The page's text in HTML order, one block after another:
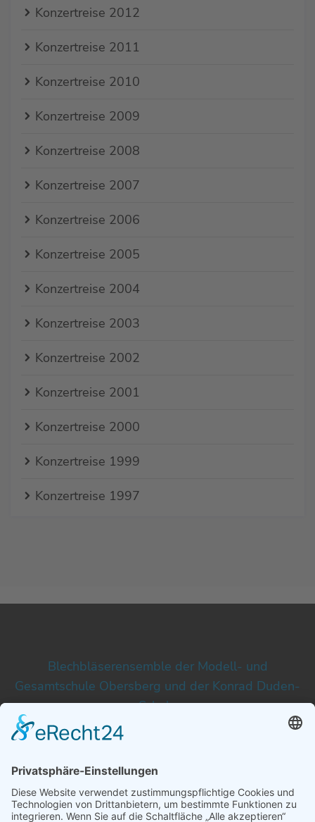
Konzertreise 2012
Konzertreise 2011
Konzertreise 2010
Konzertreise 2009
Konzertreise 2008
Konzertreise 2007
Konzertreise 2006
Konzertreise 2005
Konzertreise 2004
Konzertreise 2003
Konzertreise 2002
Konzertreise 2001
Konzertreise 2000
Konzertreise 1999
Konzertreise 1997
Blechbläserensemble der Modell- und
Gesamtschule Obersberg und der Konrad Duden-
Schule
Musikalischer und organisatorischer Leiter
Ulrich Meiß
Am Obersberg 25
36251 Bad Hersfeld